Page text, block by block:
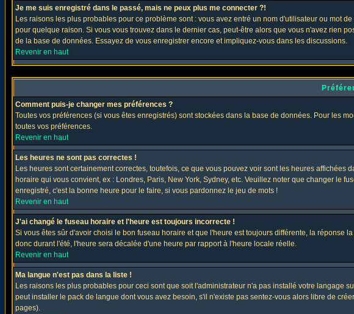
Je me suis enregistré dans le passé, mais ne peux plus me connecter ?!
Les raisons les plus probables pour ce problème sont : vous avez entré un nom d'utilisateur ou mot
pour quelque raison. Si vous vous trouvez dans le dernier cas, peut-être alors que vous n'avez rien
de la base de données. Essayez de vous enregistrer encore et impliquez-vous dans les discussions.
Revenir en haut
Comment puis-je changer mes préférences ?
Toutes vos préférences (si vous êtes enregistrés) sont stockées dans la base de données. Pour les
toutes vos préférences.
Revenir en haut
Les heures ne sont pas correctes !
Les heures sont certainement correctes, toutefois, ce que vous pouvez voir sont les heures
horaire qui vous convient, ex : Londres, Paris, New York, Sydney, etc. Veuillez noter que changer le
enregistré, c'est la bonne heure pour le faire, si vous pardonnez le jeu de mots !
Revenir en haut
J'ai changé le fuseau horaire et l'heure est toujours incorrecte !
Si vous êtes sûr d'avoir choisi le bon fuseau horaire et que l'heure est toujours différente, la
donc durant l'été, l'heure sera décalée d'une heure par rapport à l'heure locale réelle.
Revenir en haut
Ma langue n'est pas dans la liste !
Les raisons les plus probables pour ceci sont que soit l'administrateur n'a pas installé votre langage
peut installer le pack de langue dont vous avez besoin, s'il n'existe pas sentez-vous alors libre de
pages).